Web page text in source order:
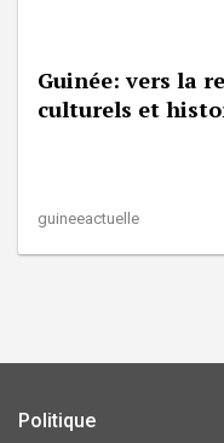
Guinée: vers la
culturels et
guineeactuelle
Politique